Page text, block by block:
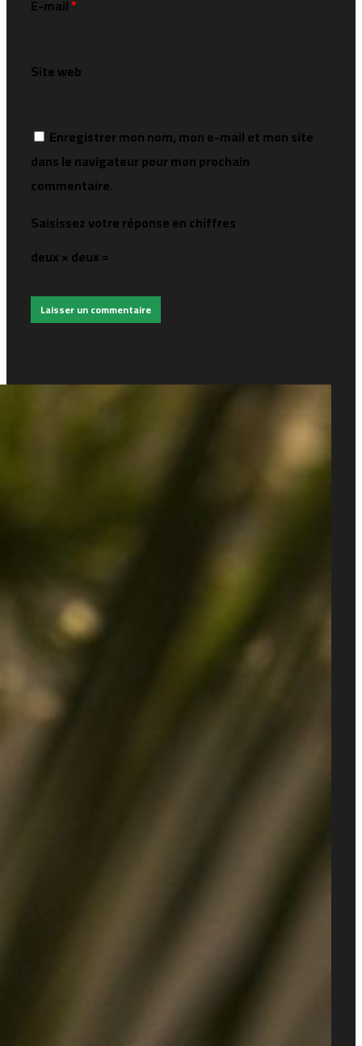
E-mail*
Site web
Enregistrer mon nom, mon e-mail et mon site
dans le navigateur pour mon prochain
commentaire.
Saisissez votre réponse en chiffres
deux × deux =